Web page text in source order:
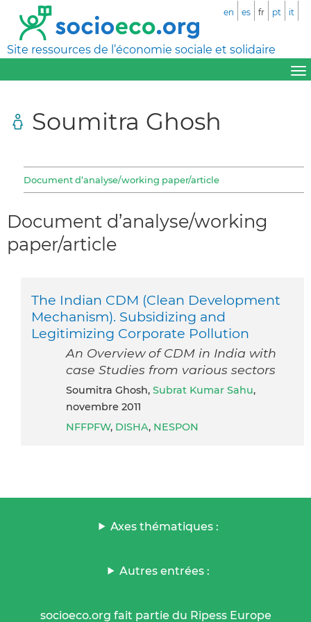
Site ressources de l’économie sociale et solidaire
en es fr pt it
Soumitra Ghosh
Document d’analyse/working paper/article
Document d’analyse/working
paper/article
The Indian CDM (Clean Development
Mechanism). Subsidizing and
Legitimizing Corporate Pollution
An Overview of CDM in India with
case Studies from various sectors
Soumitra Ghosh, Subrat Kumar Sahu,
novembre 2011
NFFPFW, DISHA, NESPON
Axes thématiques :
Autres entrées :
socioeco.org fait partie du Ripess Europe